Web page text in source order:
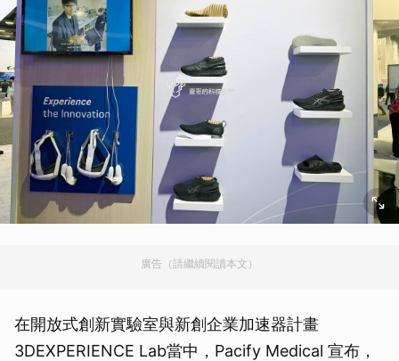
廣告（請繼續閱讀本文）
在開放式創新實驗室與新創企業加速器計畫
3DEXPERIENCE Lab當中，Pacify Medical 宣布，